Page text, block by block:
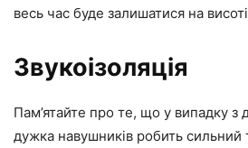
весь час буде залишатися на
Звукоізоляція
Пам’ятайте про те, що у випадку
дужка навушників робить сильний